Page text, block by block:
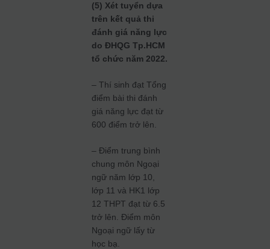
(5) Xét tuyển dựa
trên kết quả thi
đánh giá năng lực
do ĐHQG Tp.HCM
tổ chức năm 2022.
– Thí sinh đạt Tổng
điểm bài thi đánh
giá năng lực đạt từ
600 điểm trở lên.
– Điểm trung bình
chung môn Ngoại
ngữ năm lớp 10,
lớp 11 và HK1 lớp
12 THPT đạt từ 6.5
trở lên. Điểm môn
Ngoại ngữ lấy từ
học bạ.